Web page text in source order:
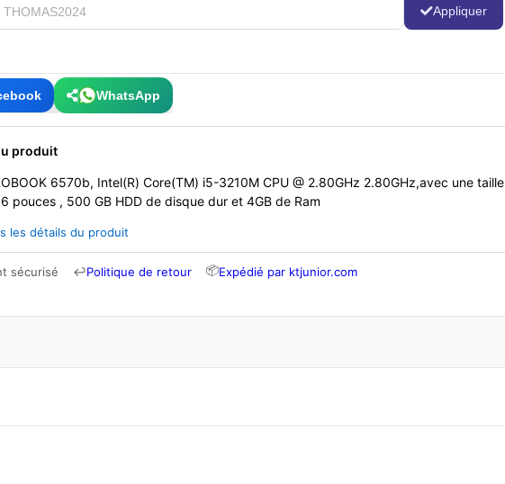
Appliquer
WhatsApp
produit
6570b, Intel(R) Core(TM) i5-3210M CPU @ 2.80GHz 2.80GHz,avec une taille
pouces , 500 GB HDD de disque dur et 4GB de Ram
les détails du produit
sécurisé ↩Politique de retour 📦Expédié par ktjunior.com